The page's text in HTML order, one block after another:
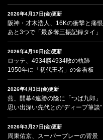
2026年4月17日(金)更新
阪神・才木浩人、16Kの衝撃と痛恨
あと3つで「最多奪三振記録タイ」
2026年4月10日(金)更新
ロッテ、4934勝4934敗の軌跡
1950年に「初代王者」の金看板
2026年4月3日(金)更新
燕、開幕4連勝の陰に「つば九郎」
思い出深い先代との“ディープ筆談”
2026年3月27日(金)更新
周東佑京、スーパープレーの背景